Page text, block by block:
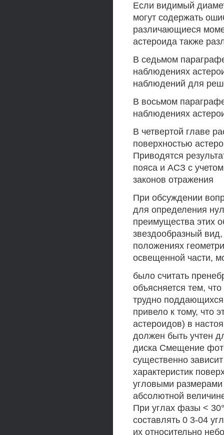
Если видимый
могут содержать
различающиеся
астероида также
В седьмом
наблюдениях
наблюдений для
В восьмом
наблюдениях
В четвертой главе
поверхностью
Приводятся
пояса и АСЗ с
законов отражения
При обсуждении
для определения
преимущества этих
звездообразный
положениях
освещенной части,
было считать
объясняется тем,
трудно
привело к тому, что
астероидов) в
должен быть учтен
диска Смещение
существенно
характеристик
угловыми
абсолютной
При углах фазы <
составлять 0 3-04
их относительно